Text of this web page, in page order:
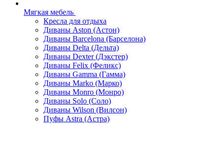
Мягкая мебель
Кресла для отдыха
Диваны Aston (Астон)
Диваны Barcelona (Барселона)
Диваны Delta (Дельта)
Диваны Dexter (Дэкстер)
Диваны Felix (Феликс)
Диваны Gamma (Гамма)
Диваны Marko (Марко)
Диваны Monro (Монро)
Диваны Solo (Соло)
Диваны Wilson (Вилсон)
Пуфы Astra (Астра)